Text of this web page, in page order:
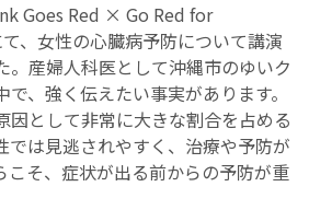
Goes Red × Go Red for
、女性の心臓病予防について講演
。産婦人科医として沖縄市のゆいク
、強く伝えたい事実があります。
因として非常に大きな割合を占める
では見逃されやすく、治療や予防が
こそ、症状が出る前からの予防が重
師プロフィール
English Page